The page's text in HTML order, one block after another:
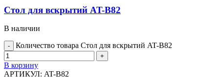
Стол для вскрытий AT-B82
В наличии
Количество товара Стол для вскрытий AT-B82
В корзину
АРТИКУЛ: AT-B82